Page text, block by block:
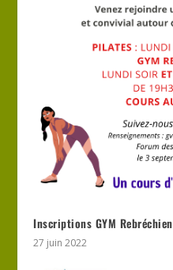
Inscriptions GYM Rebréchien
27 juin 2022